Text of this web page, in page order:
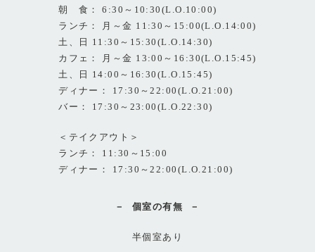
朝 食： 6:30～10:30(L.O.10:00)
ランチ： 月～金 11:30～15:00(L.O.14:00)
土、日 11:30～15:30(L.O.14:30)
カフェ： 月～金 13:00～16:30(L.O.15:45)
土、日 14:00～16:30(L.O.15:45)
ディナー： 17:30～22:00(L.O.21:00)
バー： 17:30～23:00(L.O.22:30)
＜テイクアウト＞
ランチ： 11:30～15:00
ディナー： 17:30～22:00(L.O.21:00)
個室の有無
半個室あり